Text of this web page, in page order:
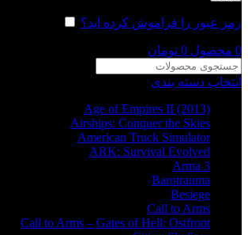
رمز عبور را فراموش کرده اید؟
0 محصول 0 تومان
انتخاب دسته بندی
Age of Empires II (2013)
Airships: Conquer the Skies
American Truck Simulator
ARK: Survival Evolved
Arma 3
Barotrauma
Besiege
Call to Arms
Call to Arms – Gates of Hell: Ostfront